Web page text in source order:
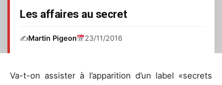
Les affaires au secret
✍️Martin Pigeon 23/11/2016
Va-t-on assister à l’apparition d’un label «secrets